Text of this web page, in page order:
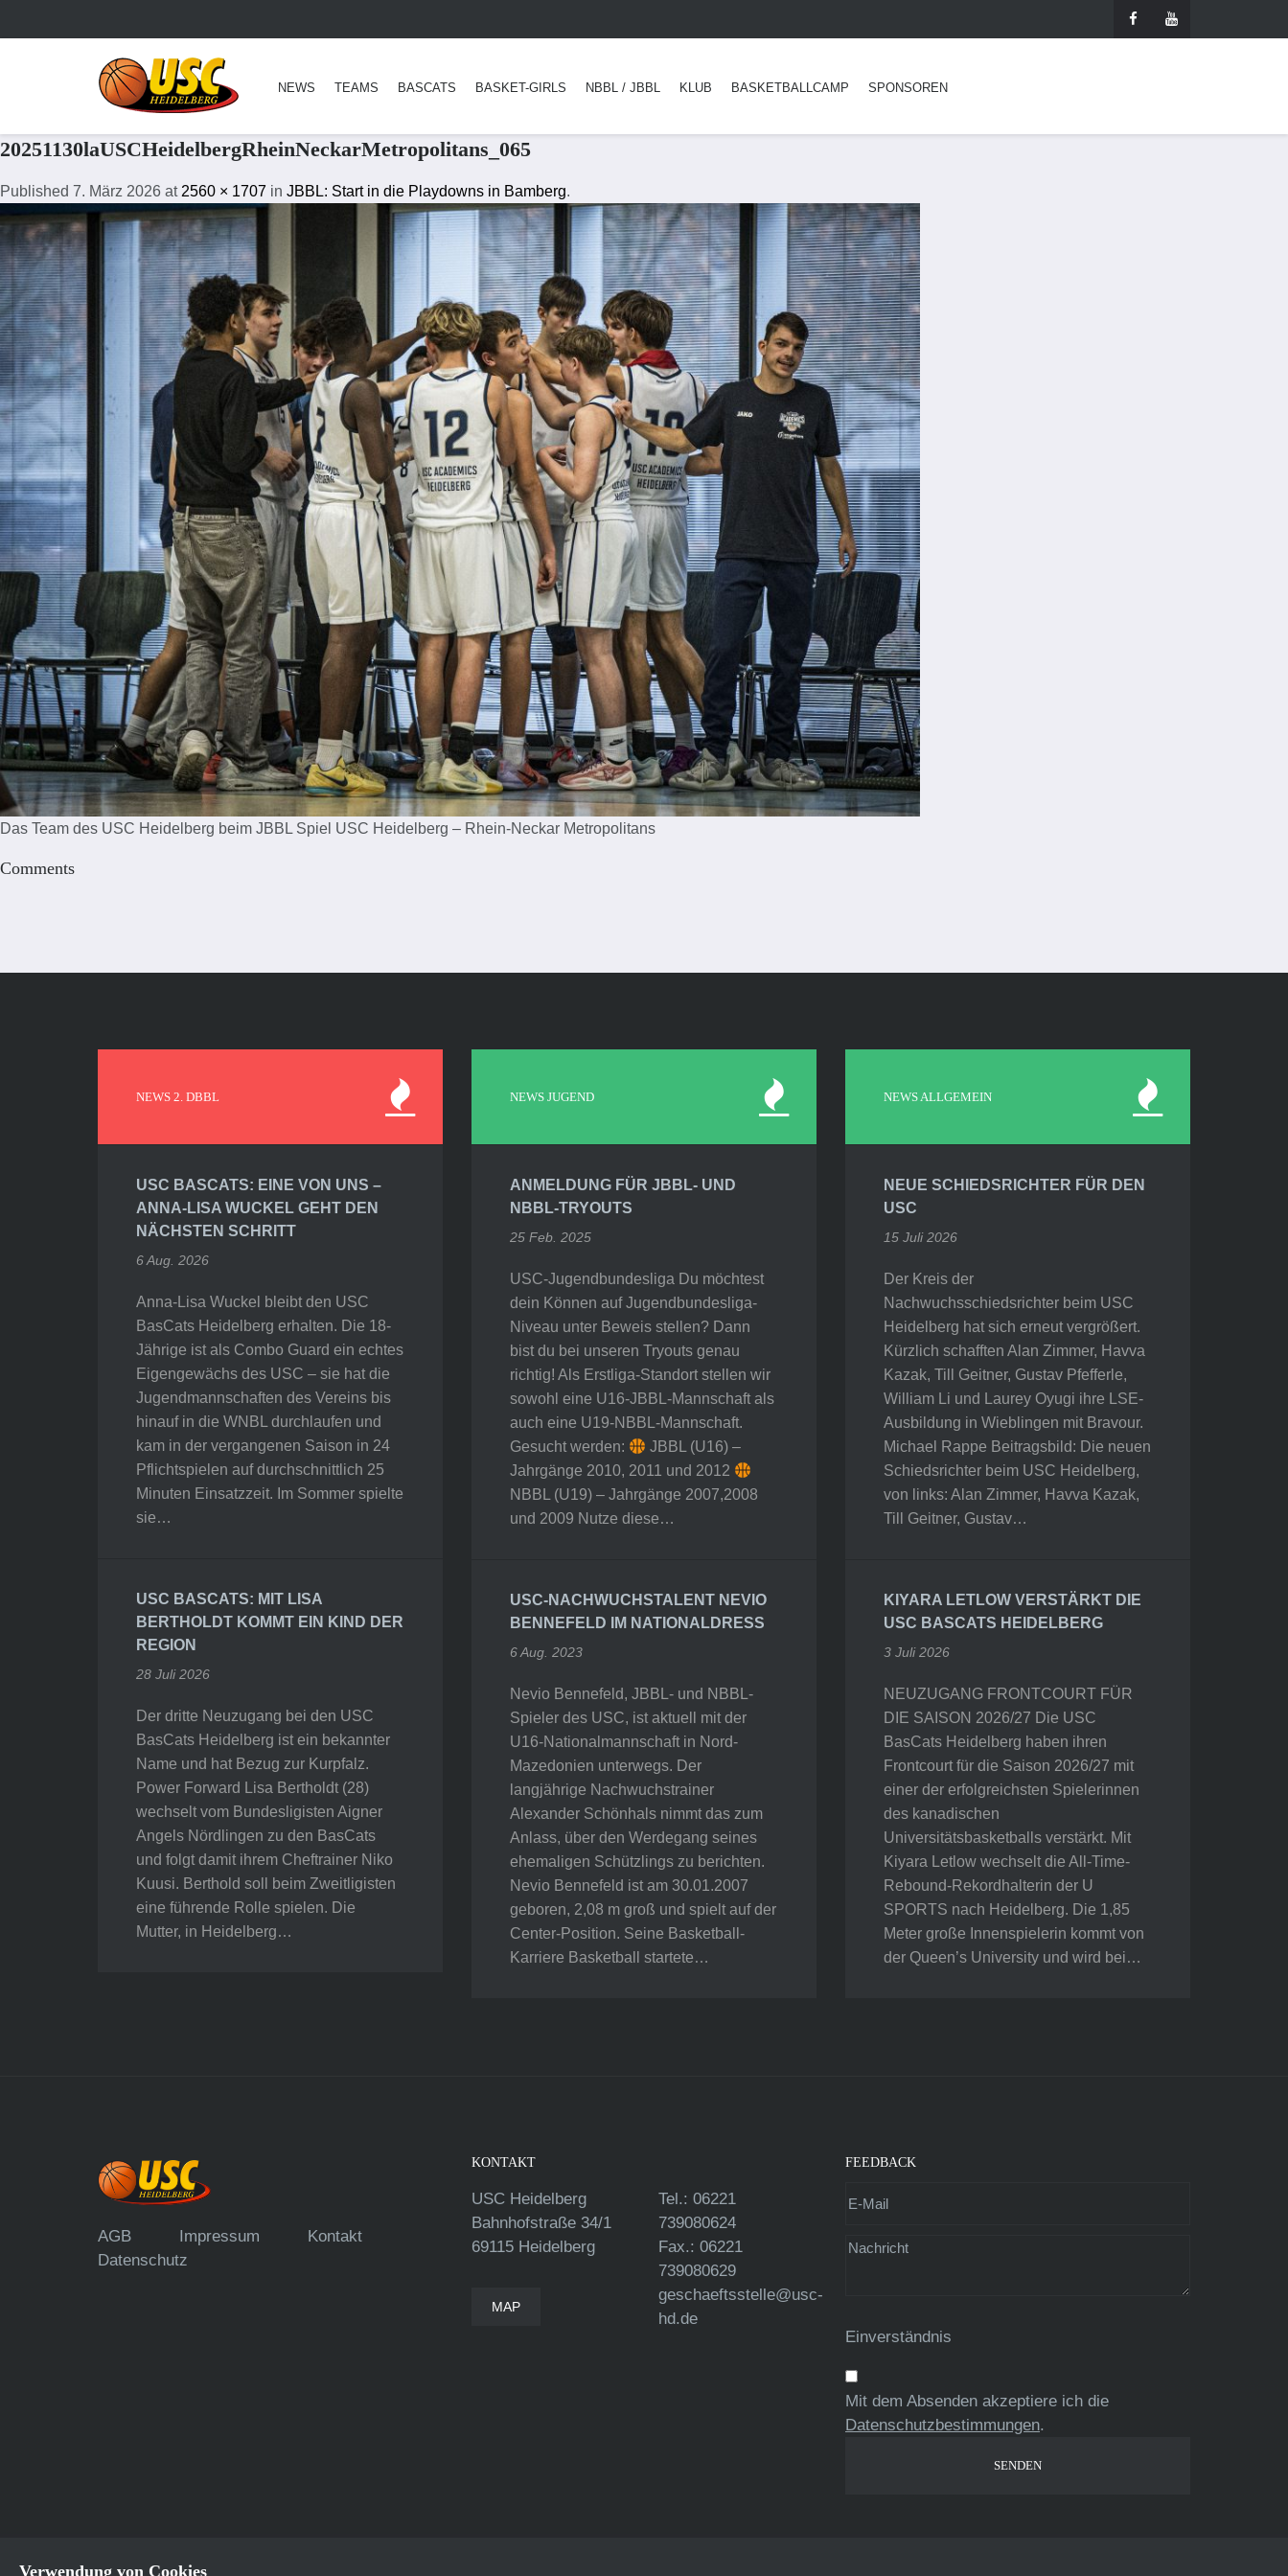
NEWS TEAMS BASCATS BASKET-GIRLS NBBL / JBBL KLUB BASKETBALLCAMP SPONSOREN
20251130laUSCHeidelbergRheinNeckarMetropolitans_065
Published 7. März 2026 at 2560 × 1707 in JBBL: Start in die Playdowns in Bamberg.
Das Team des USC Heidelberg beim JBBL Spiel USC Heidelberg – Rhein-Neckar Metropolitans
Comments
NEWS 2. DBBL
USC BASCATS: EINE VON UNS –
ANNA-LISA WUCKEL GEHT DEN
NÄCHSTEN SCHRITT
6 Aug. 2026
Anna-Lisa Wuckel bleibt den USC
BasCats Heidelberg erhalten. Die 18-
Jährige ist als Combo Guard ein echtes
Eigengewächs des USC – sie hat die
Jugendmannschaften des Vereins bis
hinauf in die WNBL durchlaufen und
kam in der vergangenen Saison in 24
Pflichtspielen auf durchschnittlich 25
Minuten Einsatzzeit. Im Sommer spielte
sie…
USC BASCATS: MIT LISA
BERTHOLDT KOMMT EIN KIND DER
REGION
28 Juli 2026
Der dritte Neuzugang bei den USC
BasCats Heidelberg ist ein bekannter
Name und hat Bezug zur Kurpfalz.
Power Forward Lisa Bertholdt (28)
wechselt vom Bundesligisten Aigner
Angels Nördlingen zu den BasCats
und folgt damit ihrem Cheftrainer Niko
Kuusi. Berthold soll beim Zweitligisten
eine führende Rolle spielen. Die
Mutter, in Heidelberg…
NEWS JUGEND
ANMELDUNG FÜR JBBL- UND
NBBL-TRYOUTS
25 Feb. 2025
USC-Jugendbundesliga Du möchtest
dein Können auf Jugendbundesliga-
Niveau unter Beweis stellen? Dann
bist du bei unseren Tryouts genau
richtig! Als Erstliga-Standort stellen wir
sowohl eine U16-JBBL-Mannschaft als
auch eine U19-NBBL-Mannschaft.
Gesucht werden:
JBBL (U16) –
Jahrgänge 2010, 2011 und 2012
NBBL (U19) – Jahrgänge 2007,2008
und 2009 Nutze diese…
USC-NACHWUCHSTALENT NEVIO
BENNEFELD IM NATIONALDRESS
6 Aug. 2023
Nevio Bennefeld, JBBL- und NBBL-
Spieler des USC, ist aktuell mit der
U16-Nationalmannschaft in Nord-
Mazedonien unterwegs. Der
langjährige Nachwuchstrainer
Alexander Schönhals nimmt das zum
Anlass, über den Werdegang seines
ehemaligen Schützlings zu berichten.
Nevio Bennefeld ist am 30.01.2007
geboren, 2,08 m groß und spielt auf der
Center-Position. Seine Basketball-
Karriere Basketball startete…
NEWS ALLGEMEIN
NEUE SCHIEDSRICHTER FÜR DEN
USC
15 Juli 2026
Der Kreis der
Nachwuchsschiedsrichter beim USC
Heidelberg hat sich erneut vergrößert.
Kürzlich schafften Alan Zimmer, Havva
Kazak, Till Geitner, Gustav Pfefferle,
William Li und Laurey Oyugi ihre LSE-
Ausbildung in Wieblingen mit Bravour.
Michael Rappe Beitragsbild: Die neuen
Schiedsrichter beim USC Heidelberg,
von links: Alan Zimmer, Havva Kazak,
Till Geitner, Gustav…
KIYARA LETLOW VERSTÄRKT DIE
USC BASCATS HEIDELBERG
3 Juli 2026
NEUZUGANG FRONTCOURT FÜR
DIE SAISON 2026/27 Die USC
BasCats Heidelberg haben ihren
Frontcourt für die Saison 2026/27 mit
einer der erfolgreichsten Spielerinnen
des kanadischen
Universitätsbasketballs verstärkt. Mit
Kiyara Letlow wechselt die All-Time-
Rebound-Rekordhalterin der U
SPORTS nach Heidelberg. Die 1,85
Meter große Innenspielerin kommt von
der Queen’s University und wird bei…
AGB Impressum
Kontakt
Datenschutz
KONTAKT
USC Heidelberg
Bahnhofstraße 34/1
69115 Heidelberg
MAP
Tel.: 06221
739080624
Fax.: 06221
739080629
geschaeftsstelle@usc-
hd.de
FEEDBACK
Einverständnis
Mit dem Absenden akzeptiere ich die
Datenschutzbestimmungen.
Verwendung von Cookies